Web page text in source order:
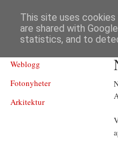
Weblogg
Fotonyheter
Arkitektur
This site uses
are shared with
statistics, and to